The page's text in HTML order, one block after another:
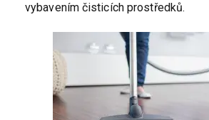
vybavením čisticích prostředků.